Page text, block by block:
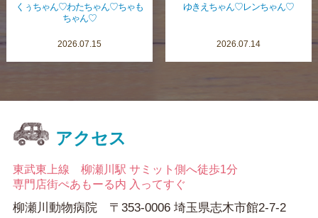
くぅちゃん♡わたちゃん♡ちゃも
ちゃん♡
2026.07.15
ゆきえちゃん♡レンちゃん♡
2026.07.14
アクセス
東武東上線 柳瀬川駅 サミット側へ徒歩1分
専門店街ぺあもーる内 入ってすぐ
柳瀬川動物病院 〒353-0006 埼玉県志木市館2-7-2